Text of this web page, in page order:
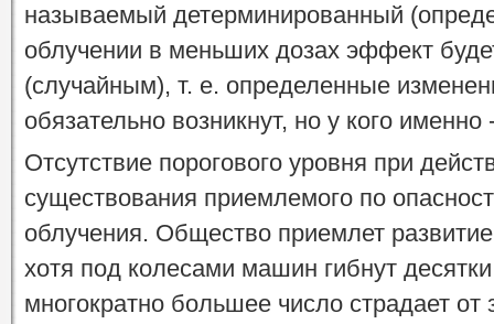
называемый детерминированный
облучении в меньших дозах эффект
(случайным), т. е. определенные
обязательно возникнут, но у кого
Отсутствие порогового уровня при
существования приемлемого по
облучения. Общество приемлет
хотя под колесами машин гибнут
многократно большее число страдает от